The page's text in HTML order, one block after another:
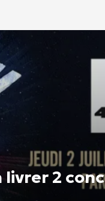
livrer 2